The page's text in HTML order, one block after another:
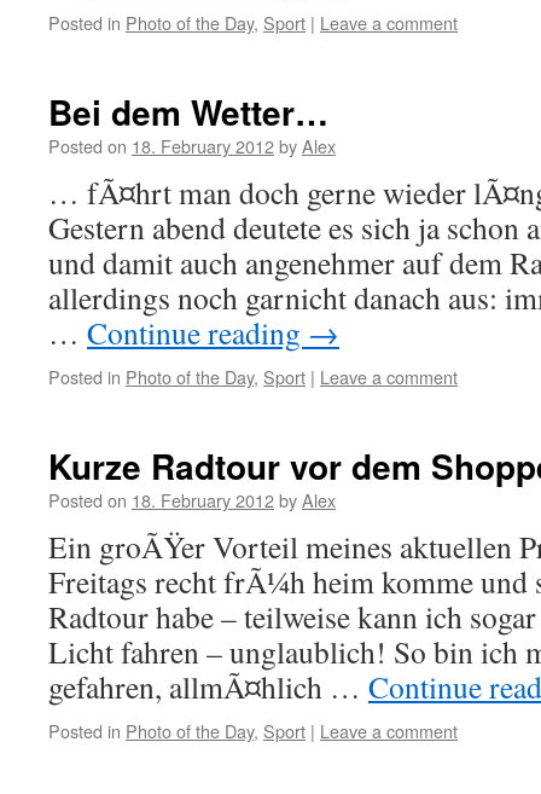
Posted in Photo of the Day, Sport | Leave a comment
Bei dem Wetter…
Posted on 18. February 2012byAlex
… fÃ¤hrt man doch gerne wieder
Gestern abend deutete es sich ja
und damit auch angenehmer auf dem
allerdings noch garnicht danach aus:
… Continue reading →
Posted in Photo of the Day, Sport | Leave a comment
Kurze Radtour vor dem
Posted on 18. February 2012byAlex
Ein groÃŸer Vorteil meines aktuellen
Freitags recht frÃ¼h heim komme
Radtour habe – teilweise kann ich
Licht fahren – unglaublich! So bin ich
gefahren, allmÃ¤hlich … Continue
Posted in Photo of the Day, Sport | Leave a comment